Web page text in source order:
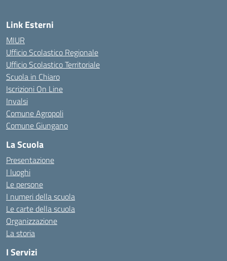
Link Esterni
MIUR
Ufficio Scolastico Regionale
Ufficio Scolastico Territoriale
Scuola in Chiaro
Iscrizioni On Line
Invalsi
Comune Agropoli
Comune Giungano
La Scuola
Presentazione
I luoghi
Le persone
I numeri della scuola
Le carte della scuola
Organizzazione
La storia
I Servizi